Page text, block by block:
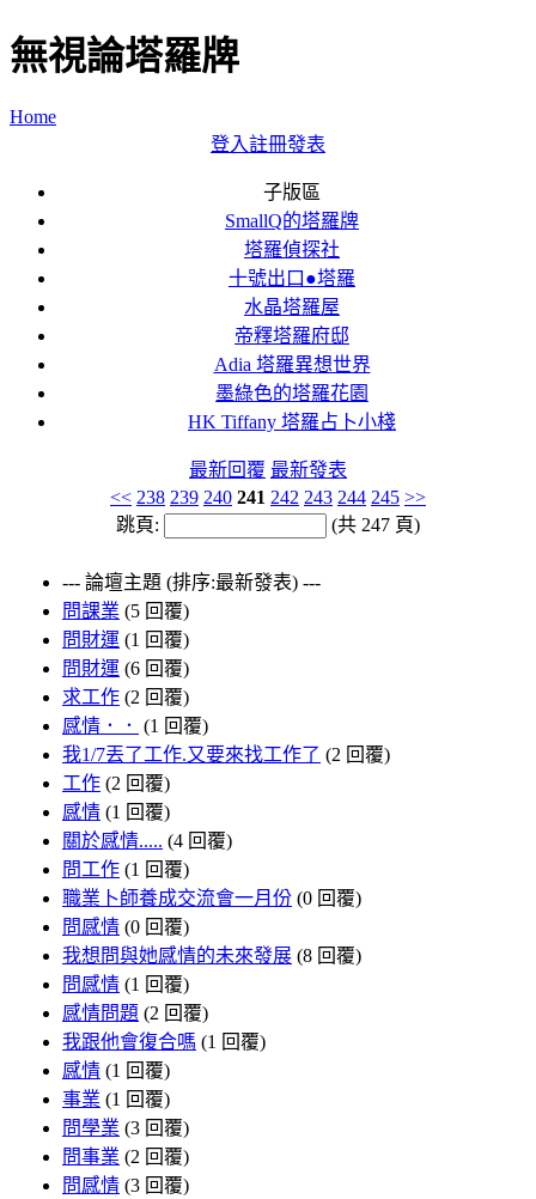
無視論塔羅牌
Home
登入註冊發表
子版區
SmallQ的塔羅牌
塔羅偵探社
十號出口●塔羅
水晶塔羅屋
帝釋塔羅府邸
Adia 塔羅異想世界
墨綠色的塔羅花園
HK Tiffany 塔羅占卜小棧
最新回覆 最新發表
<< 238 239 240 241 242 243 244 245 >>
跳頁:
(共 247 頁)
--- 論壇主題 (排序:最新發表) ---
問課業 (5 回覆)
問財運 (1 回覆)
問財運 (6 回覆)
求工作 (2 回覆)
感情．． (1 回覆)
我1/7丟了工作.又要來找工作了 (2 回覆)
工作 (2 回覆)
感情 (1 回覆)
關於感情..... (4 回覆)
問工作 (1 回覆)
職業卜師養成交流會一月份 (0 回覆)
問感情 (0 回覆)
我想問與她感情的未來發展 (8 回覆)
問感情 (1 回覆)
感情問題 (2 回覆)
我跟他會復合嗎 (1 回覆)
感情 (1 回覆)
事業 (1 回覆)
問學業 (3 回覆)
問事業 (2 回覆)
問感情 (3 回覆)